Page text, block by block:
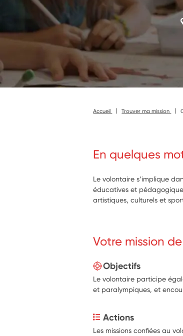
Accueil Trouver ma mission
En quelques
Le volontaire s’implique
éducatives et
artistiques, culturels et
Votre mission
Objectifs
Le volontaire participe
et paralympiques, et
Actions
Les missions confiées au